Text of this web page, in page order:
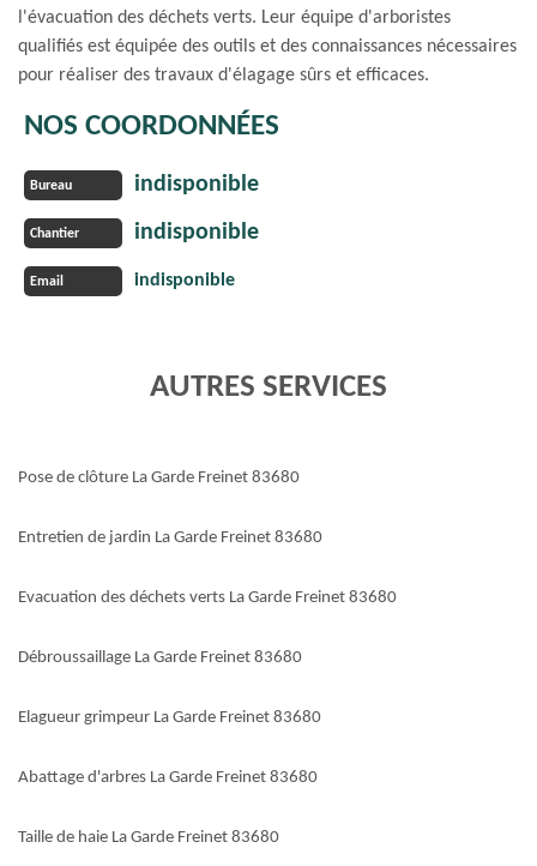
l'évacuation des déchets verts. Leur équipe d'arboristes
qualifiés est équipée des outils et des connaissances nécessaires
pour réaliser des travaux d'élagage sûrs et efficaces.
NOS COORDONNÉES
Bureau indisponible
Chantier indisponible
Email indisponible
AUTRES SERVICES
Pose de clôture La Garde Freinet 83680
Entretien de jardin La Garde Freinet 83680
Evacuation des déchets verts La Garde Freinet 83680
Débroussaillage La Garde Freinet 83680
Elagueur grimpeur La Garde Freinet 83680
Abattage d'arbres La Garde Freinet 83680
Taille de haie La Garde Freinet 83680